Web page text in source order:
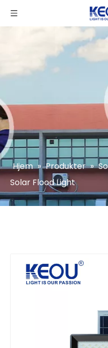
Hjem » Produkter »
Solar Flood Light